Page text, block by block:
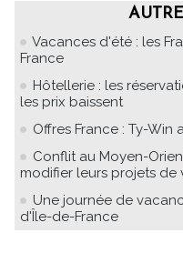
Vacances d'été : les
France
Hôtellerie : les
les prix baissent
Offres France : Ty-Win
Conflit au Moyen-
modifier leurs projets de
Une journée de
d'Île-de-France